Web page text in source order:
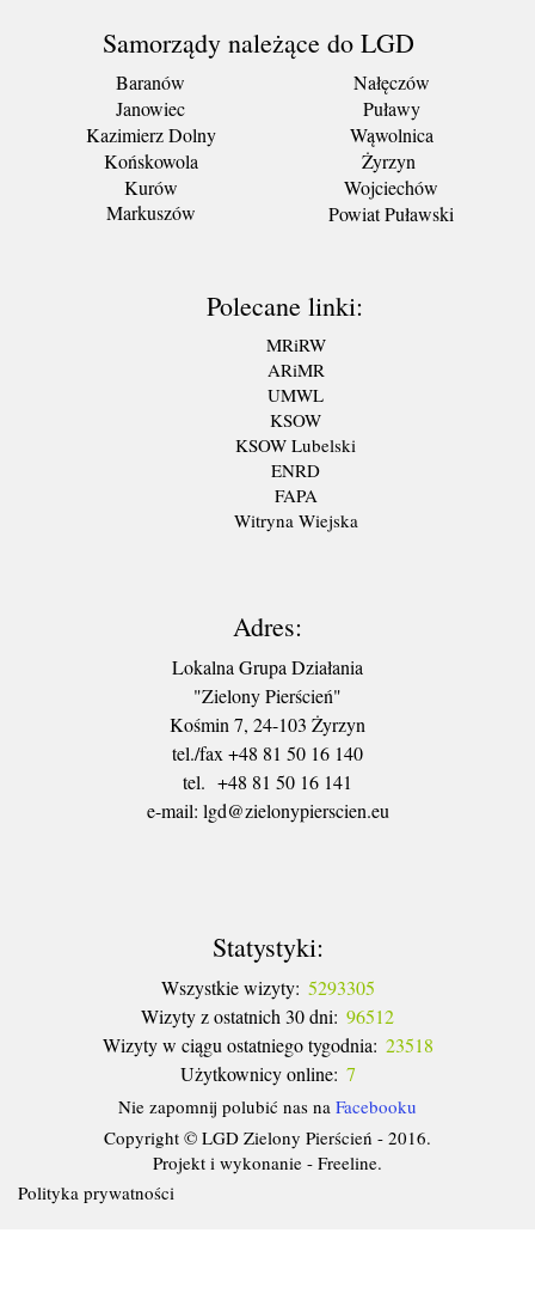
Samorządy należące do LGD
Baranów
Janowiec
Kazimierz Dolny
Końskowola
Kurów
Markuszów
Nałęczów
Puławy
Wąwolnica
Żyrzyn
Wojciechów
Powiat Puławski
Polecane linki:
MRiRW
ARiMR
UMWL
KSOW
KSOW Lubelski
ENRD
FAPA
Witryna Wiejska
Adres:
Lokalna Grupa Działania
"Zielony Pierścień"
Kośmin 7, 24-103 Żyrzyn
tel./fax +48 81 50 16 140
tel. +48 81 50 16 141
​e-mail: lgd@zielonypierscien.eu
Statystyki:
Wszystkie wizyty: 5293305
Wizyty z ostatnich 30 dni: 96512
Wizyty w ciągu ostatniego tygodnia: 23518
Użytkownicy online: 7
Nie zapomnij polubić nas na Facebooku
Copyright © LGD Zielony Pierścień - 2016.
Projekt i wykonanie - Freeline.
Polityka prywatności